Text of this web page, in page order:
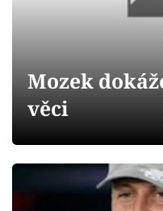
Sledujte prima+
Sledujte nás
Mozek
věci